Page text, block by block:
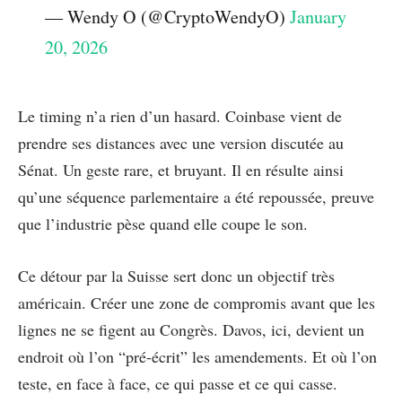
— Wendy O (@CryptoWendyO)January
20, 2026
Le timing n’a rien d’un hasard. Coinbase vient de
prendre ses distances avec une version discutée au
Sénat. Un geste rare, et bruyant. Il en résulte ainsi
qu’une séquence parlementaire a été repoussée, preuve
que l’industrie pèse quand elle coupe le son.
Ce détour par la Suisse sert donc un objectif très
américain. Créer une zone de compromis avant que les
lignes ne se figent au Congrès. Davos, ici, devient un
endroit où l’on “pré-écrit” les amendements. Et où l’on
teste, en face à face, ce qui passe et ce qui casse.